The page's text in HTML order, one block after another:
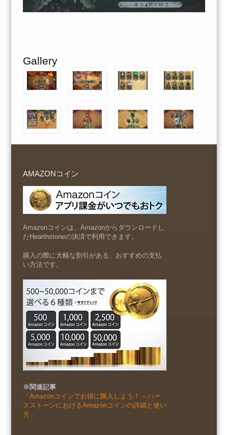
Gallery
AMAZONコイン
Amazonコインは、Amazonからダウンロードし
たHearthstoneの決済で利用できます。
購入の際に大幅な割引がある、おすすめの支払
い方法です。
※関連記事
「Amazonコインでお得に購入しよう！ – ハー
スストーンにおけるAmazonコインの詳細と使い
方」